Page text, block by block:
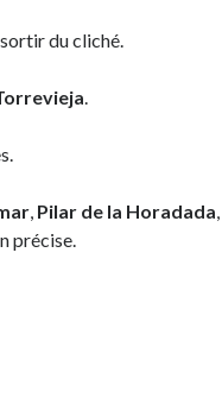
du cliché.
.
, Pilar de la Horadada,
précise.